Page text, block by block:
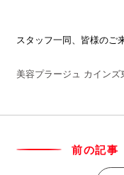
スタッフ一同、皆様のご
美容プラージュ カインズ
前の記事